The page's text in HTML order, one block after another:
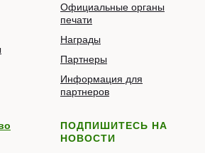
Официальные органы
печати
Награды
Партнеры
Информация для
партнеров
ПОДПИШИТЕСЬ НА
НОВОСТИ